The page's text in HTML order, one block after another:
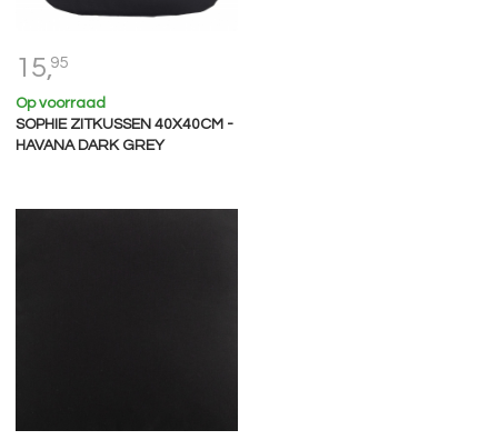
15,95
Op voorraad
SOPHIE ZITKUSSEN 40X40CM -
HAVANA DARK GREY